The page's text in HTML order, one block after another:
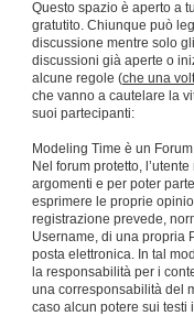
Questo spazio è aperto a
gratutito. Chiunque può
discussione mentre solo
discussioni già aperte o
alcune regole (che una
che vanno a cautelare la
suoi partecipanti:
Modeling Time è un
Nel forum protetto,
argomenti e per poter
esprimere le proprie
registrazione prevede,
Username, di una propria
posta elettronica. In tal
la responsabilità per i
una corresponsabilità del
caso alcun potere sui testi